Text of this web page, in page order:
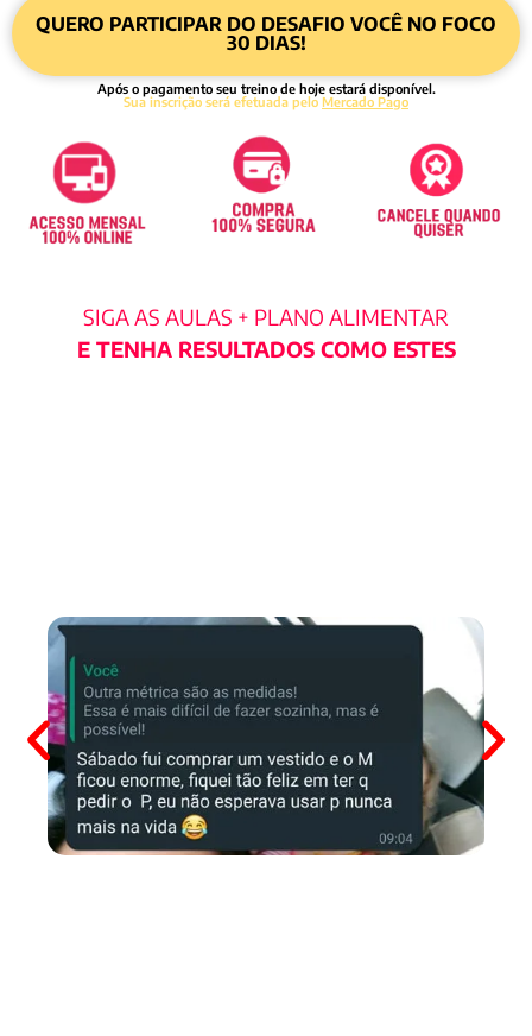
QUERO PARTICIPAR DO DESAFIO VOCÊ NO FOCO
30 DIAS!
Após o pagamento seu treino de hoje estará disponível.
Sua inscrição será efetuada pelo Mercado Pago
SIGA AS AULAS + PLANO ALIMENTAR
E TENHA RESULTADOS COMO ESTES